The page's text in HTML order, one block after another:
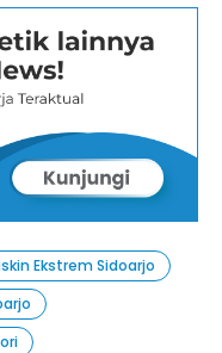
Ekstrem Sidoarjo